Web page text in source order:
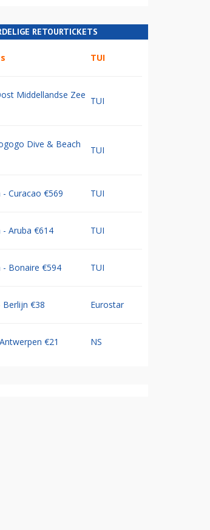
RETOURTICKETS
TUI
Middellandse Zee
TUI
Dive & Beach
TUI
Curacao €569 TUI
- Aruba €614 TUI
- Bonaire €594 TUI
Berlijn €38 Eurostar
€21 NS